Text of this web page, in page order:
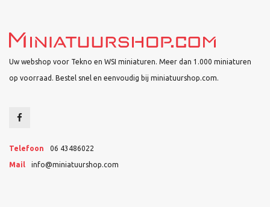
Uw webshop voor Tekno en WSI miniaturen. Meer dan 1.000 miniaturen
op voorraad. Bestel snel en eenvoudig bij miniatuurshop.com.
Telefoon 06 43486022
Mail info@miniatuurshop.com